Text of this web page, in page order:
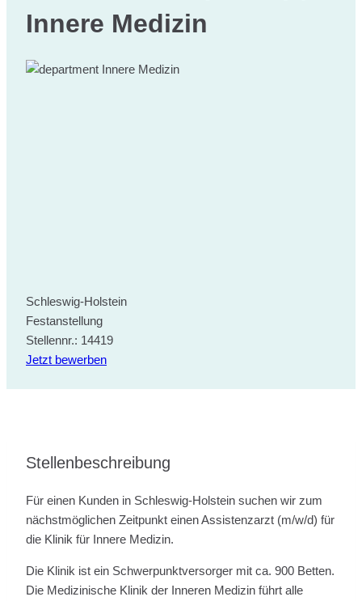
Innere Medizin
Innere Medizin
Schleswig-Holstein
Festanstellung
Stellennr.: 14419
Jetzt bewerben
Stellenbeschreibung
Für einen Kunden in Schleswig-Holstein suchen wir zum
nächstmöglichen Zeitpunkt einen Assistenzarzt (m/w/d) für
die Klinik für Innere Medizin.
Die Klinik ist ein Schwerpunktversorger mit ca. 900 Betten.
Die Medizinische Klinik der Inneren Medizin führt alle